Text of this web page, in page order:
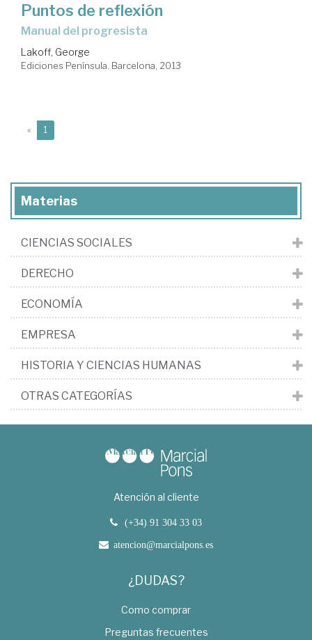
Puntos de reflexión
manual del progresista
Lakoff, George
Ediciones Península. Barcelona, 2013
« 1
Materias
CIENCIAS SOCIALES
DERECHO
ECONOMÍA
EMPRESA
HISTORIA Y CIENCIAS HUMANAS
OTRAS CATEGORÍAS
Atención al cliente
(+34) 91 304 33 03
atencion@marcialpons.es
¿DUDAS?
Como comprar
Preguntas frecuentes